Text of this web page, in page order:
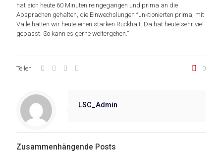
hat sich heute 60 Minuten reingegangen und prima an die
Absprachen gehalten, die Einwechslungen funktionierten prima, mit
Valle hatten wir heute einen starken Rückhalt. Da hat heute sehr viel
gepasst. So kann es gerne weitergehen.“
Teilen 0
LSC_Admin
Zusammenhängende Posts